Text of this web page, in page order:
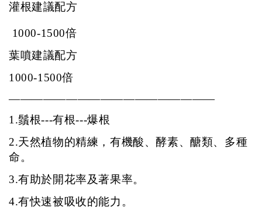
灌根建議配方
1000-1500倍
葉噴建議配方
1000-1500倍
——————————————————
1.鬚根---有根---爆根
2.天然植物的精練，有機酸、酵素、醣類、多種
命。
3.有助於開花率及著果率。
4.有快速被吸收的能力。